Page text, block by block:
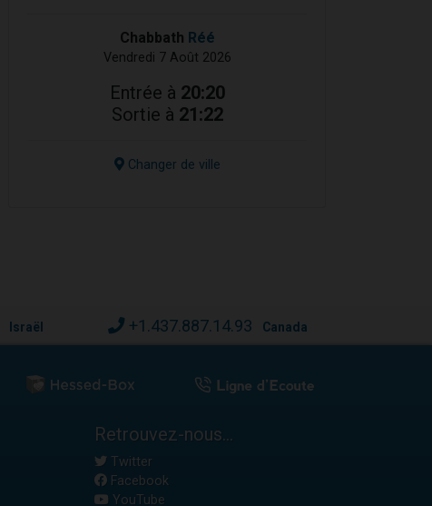
Chabbath Réé
Vendredi 7 Août 2026
Entrée à 20:20
Sortie à 21:22
Changer de ville
Israël +1.437.887.14.93 Canada
Retrouvez-nous...
Twitter
Facebook
YouTube